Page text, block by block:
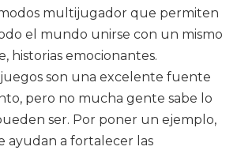
multijugador que permiten
el mundo unirse con un mismo
historias emocionantes.
son una excelente fuente
pero no mucha gente sabe lo
ser. Por poner un ejemplo,
ayudan a fortalecer las